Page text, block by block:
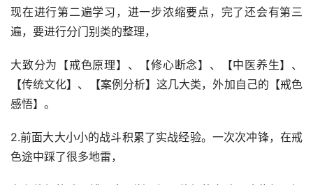
现在进行第二遍学习，进一步浓缩要点，完了还会有第三
遍，要进行分门别类的整理，
大致分为【戒色原理】、【修心断念】、【中医养生】、
【传统文化】、【案例分析】这几大类，外加自己的【戒色
感悟】。
2.前面大大小小的战斗积累了实战经验。一次次冲锋，在戒
色途中踩了很多地雷，